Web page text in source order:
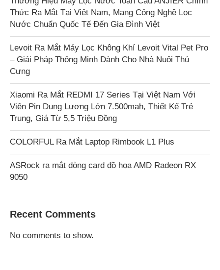
Thức Ra Mắt Tại Việt Nam, Mang Công Nghệ Lọc
Nước Chuẩn Quốc Tế Đến Gia Đình Việt
Levoit Ra Mắt Máy Lọc Không Khí Levoit Vital Pet Pro
– Giải Pháp Thông Minh Dành Cho Nhà Nuôi Thú
Cưng
Xiaomi Ra Mắt REDMI 17 Series Tại Việt Nam Với
Viên Pin Dung Lượng Lớn 7.500mah, Thiết Kế Trẻ
Trung, Giá Từ 5,5 Triệu Đồng
COLORFUL Ra Mắt Laptop Rimbook L1 Plus
ASRock ra mắt dòng card đồ họa AMD Radeon RX
9050
Recent Comments
No comments to show.